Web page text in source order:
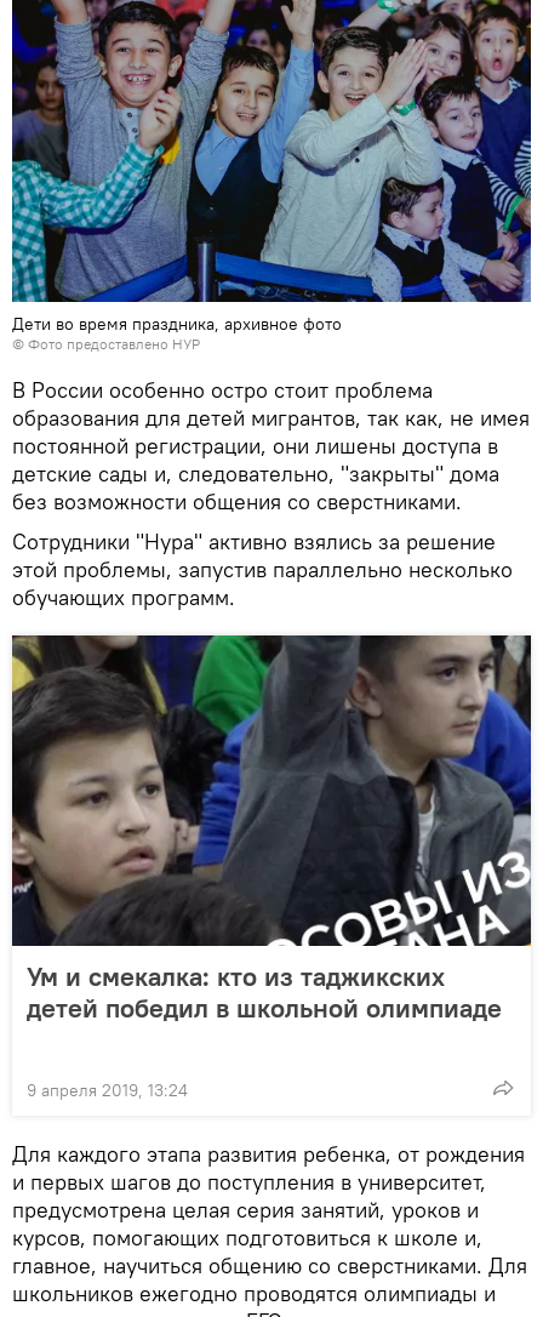
Дети во время праздника, архивное фото
© Фото предоставлено НУР
В России особенно остро стоит проблема
образования для детей мигрантов, так как, не имея
постоянной регистрации, они лишены доступа в
детские сады и, следовательно, "закрыты" дома
без возможности общения со сверстниками.
Сотрудники "Нура" активно взялись за решение
этой проблемы, запустив параллельно несколько
обучающих программ.
Ум и смекалка: кто из таджикских
детей победил в школьной олимпиаде
9 апреля 2019, 13:24
Для каждого этапа развития ребенка, от рождения
и первых шагов до поступления в университет,
предусмотрена целая серия занятий, уроков и
курсов, помогающих подготовиться к школе и,
главное, научиться общению со сверстниками. Для
школьников ежегодно проводятся олимпиады и